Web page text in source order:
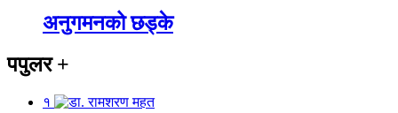
अनुगमनको छड्के
पपुलर+
१